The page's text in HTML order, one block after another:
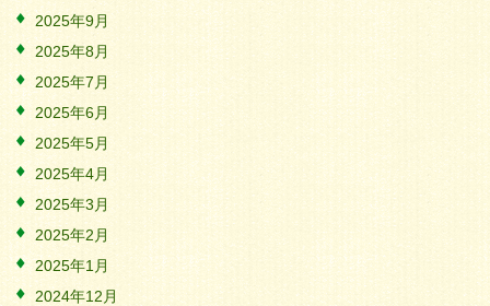
2025年9月
2025年8月
2025年7月
2025年6月
2025年5月
2025年4月
2025年3月
2025年2月
2025年1月
2024年12月